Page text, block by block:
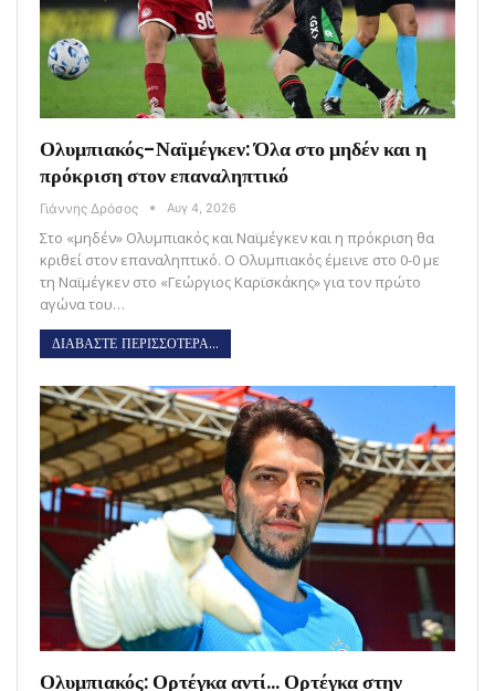
Ολυμπιακός-Ναϊμέγκεν: Όλα στο μηδέν και η
πρόκριση στον επαναληπτικό
Γιάννης Δρόσος Αυγ 4, 2026
Στο «μηδέν» Ολυμπιακός και Ναϊμέγκεν και η πρόκριση θα
κριθεί στον επαναληπτικό. Ο Ολυμπιακός έμεινε στο 0-0 με
τη Ναϊμέγκεν στο «Γεώργιος Καρϊσκάκης» για τον πρώτο
αγώνα του…
ΔΙΑΒΑΣΤΕ ΠΕΡΙΣΣΟΤΕΡΑ...
Ολυμπιακός: Ορτέγκα αντί… Ορτέγκα στην